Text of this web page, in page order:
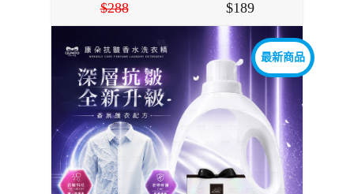
288 189
最新商品